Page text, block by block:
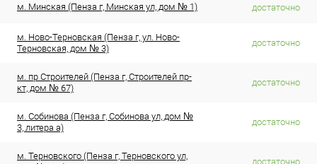
м. Минская (Пенза г, Минская ул, дом № 1) достаточно
м. Ново-Терновская (Пенза г, ул. Ново-
Терновская, дом № 3)
достаточно
м. пр Строителей (Пенза г, Строителей пр-
кт, дом № 67)
достаточно
м. Собинова (Пенза г, Собинова ул, дом №
3, литера а)
достаточно
м. Терновского (Пенза г, Терновского ул,
достаточно